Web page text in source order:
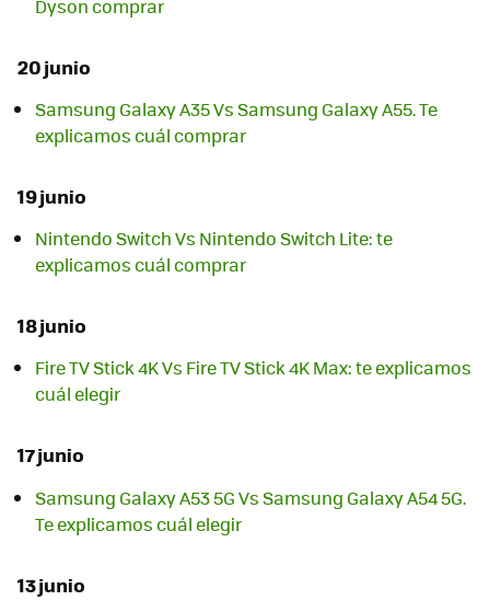
Dyson comprar
20 junio
Samsung Galaxy A35 Vs Samsung Galaxy A55. Te
explicamos cuál comprar
19 junio
Nintendo Switch Vs Nintendo Switch Lite: te
explicamos cuál comprar
18 junio
Fire TV Stick 4K Vs Fire TV Stick 4K Max: te explicamos
cuál elegir
17 junio
Samsung Galaxy A53 5G Vs Samsung Galaxy A54 5G.
Te explicamos cuál elegir
13 junio